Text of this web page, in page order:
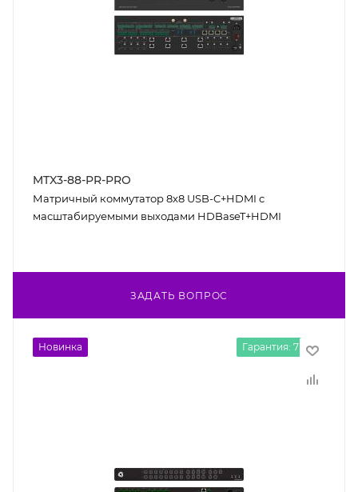
MTX3-88-PR-PRO
Матричный коммутатор 8x8 USB-C+HDMI с
масштабируемыми выходами HDBaseT+HDMI
ЗАДАТЬ ВОПРОС
Новинка Гарантия: 7 лет